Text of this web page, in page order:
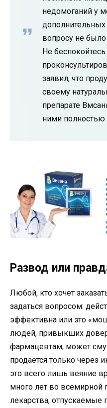
недомоганий у
вопросу не было
Не
заявил, что
своему
препарате
ними полностью
Развод или
Любой, кто хочет
задаться вопросом:
эффективна или это
людей, привыкших
фармацевтам, может
продается только через
это всего лишь веяние
много лет во всемирной
лекарства, отпускаемые